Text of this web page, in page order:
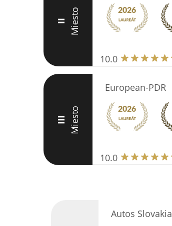
II Miesto
10.0
III Miesto
European-PDR
10.0
Autos Slovakia